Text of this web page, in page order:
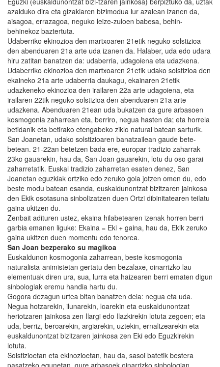
azalduko dira eta gizakiaren bizimodua lur azalean izanen da,
aisagoa, errazagoa, neguko leize-zuloen babesa, behin-
behinekoz baztertuta.
Udaberriko ekinozioa den martxoaren 21etik neguko solstizioa
den abenduaren 21a arte uda izanen da. Halaber, uda edo udara
hiru zatitan banatzen da: udaberria, udagoiena eta udazkena.
Udaberriko ekinozioa den martxoaren 21etik udako solstizioa den
ekaineko 21a arte udaberria daukagu, ekainaren 21etik
udazkeneko ekinozioa den irailaren 22a arte udagoiena, eta
irailaren 22tik neguko solstizioa den abenduaren 21a arte
udazkena. Abenduaren 21ean uda bukatzen da gure arbasoen
kosmogonia zaharrean eta, berriro, negua hasten da; eta horrela
betidanik eta betirako etengabeko ziklo natural batean sarturik.
San Joanetan, udako solstizioaren banatzailean gaude bete-
betean. 21-22an betetzen bada ere, europar tradizio zaharrak
23ko gauarekin, hau da, San Joan gauarekin, lotu du oso garai
zaharretatik. Euskal tradizio zaharretan esaten denez, San
Joanetan eguzkiak ortziko edo zeruko goia jotzen omen du, edo
beste modu batean esanda, euskaldunontzat bizitzaren jainkosa
den Ekik osotasuna sinbolizatzen duen Ortzi dibinitatearen teilatu
gaina ukitzen du.
Zenbait adituren ustez, ekaina hilabetearen izenak horren berri
garbia emanen liguke: Ekaina = Eki + gaina, hau da, Ekik zeruko
gaina ukitzen duen momentu edo tenorea.
San Joan bezperako su magikoa
Euskaldunon kosmogonia zaharrean, beste kosmogonia
naturalista-animistetan gertatu den bezalaxe, oinarrizko lau
elementuak diren ura, sua, lurra eta haizearen berri ematen digun
sinbologiak eremu handia hartu du.
Gogora dezagun urtea bitan banatzen dela: negua eta uda.
Negua hotzarekin, ilunarekin, loarekin eta euskaldunontzat
heriotzaren jainkosa zen Ilargi edo Ilazkirekin lotuta zegoen; eta
uda, berriz, beroarekin, argiarekin, uztekin, ernaltzearekin eta
euskaldunontzat bizitzaren jainkosa zen Eki edo Eguzkirekin
lotuta.
Solstizioetan eta ekinozioetan, hau da, sasoi batetik bestera
pasatzeko egunetan, gure arbasoek oinarrizko sinbologian